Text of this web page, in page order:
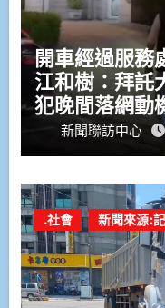
開車經過服務
江和樹：拜
犯晚間落網動
新聞聯訪中心
.社會 新聞來源: